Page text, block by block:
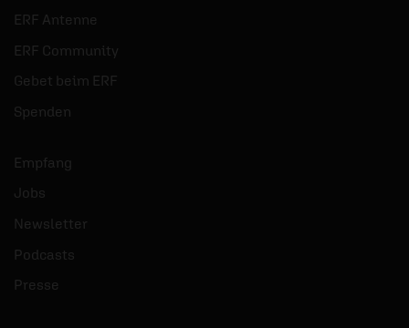
ERF Antenne
ERF Community
Gebet beim ERF
Spenden
Empfang
Jobs
Newsletter
Podcasts
Presse